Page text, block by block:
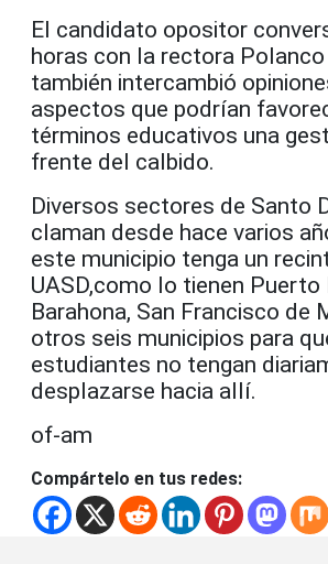
El candidato opositor
horas con la rectora Polanco
también intercambió
aspectos que podrían
términos educativos una
frente del calbido.
Diversos sectores de Santo
claman desde hace varios
este municipio tenga un
UASD,como lo tienen Puerto
Barahona, San Francisco de
otros seis municipios para
estudiantes no tengan
desplazarse hacia allí.
of-am
Compártelo en tus redes: